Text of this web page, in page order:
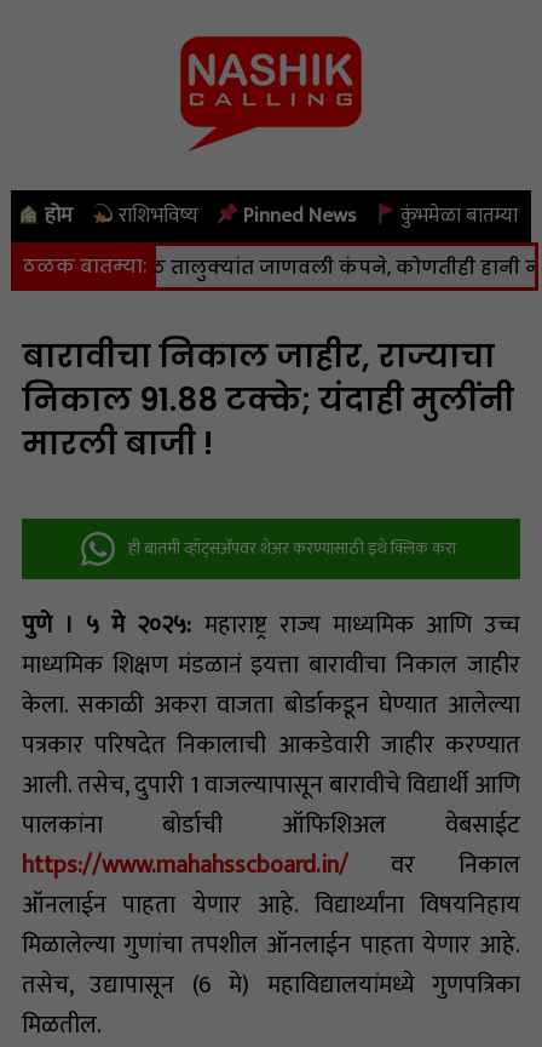
होम राशिभविष्य Pinned News कुंभमेळा बातम्या
ठळक बातम्या:
पेठ तालुक्यांत जाणवली कंपने, कोणतीही हानी नाही |
बारावीचा निकाल जाहीर, राज्याचा
निकाल 91.88 टक्के; यंदाही मुलींनी
मारली बाजी !
ही बातमी व्हॉट्सअ‍ॅपवर शेअर करण्यासाठी इथे क्लिक करा
पुणे । ५ मे २०२५: महाराष्ट्र राज्य माध्यमिक आणि उच्च
माध्यमिक शिक्षण मंडळानं इयत्ता बारावीचा निकाल जाहीर
केला. सकाळी अकरा वाजता बोर्डाकडून घेण्यात आलेल्या
पत्रकार परिषदेत निकालाची आकडेवारी जाहीर करण्यात
आली. तसेच, दुपारी 1 वाजल्यापासून बारावीचे विद्यार्थी आणि
पालकांना बोर्डाची ऑफिशिअल वेबसाईट
https://www.mahahsscboard.in/वर निकाल
ऑनलाईन पाहता येणार आहे. विद्यार्थ्यांना विषयनिहाय
मिळालेल्या गुणांचा तपशील ऑनलाईन पाहता येणार आहे.
तसेच, उद्यापासून (6 मे) महाविद्यालयांमध्ये गुणपत्रिका
मिळतील.